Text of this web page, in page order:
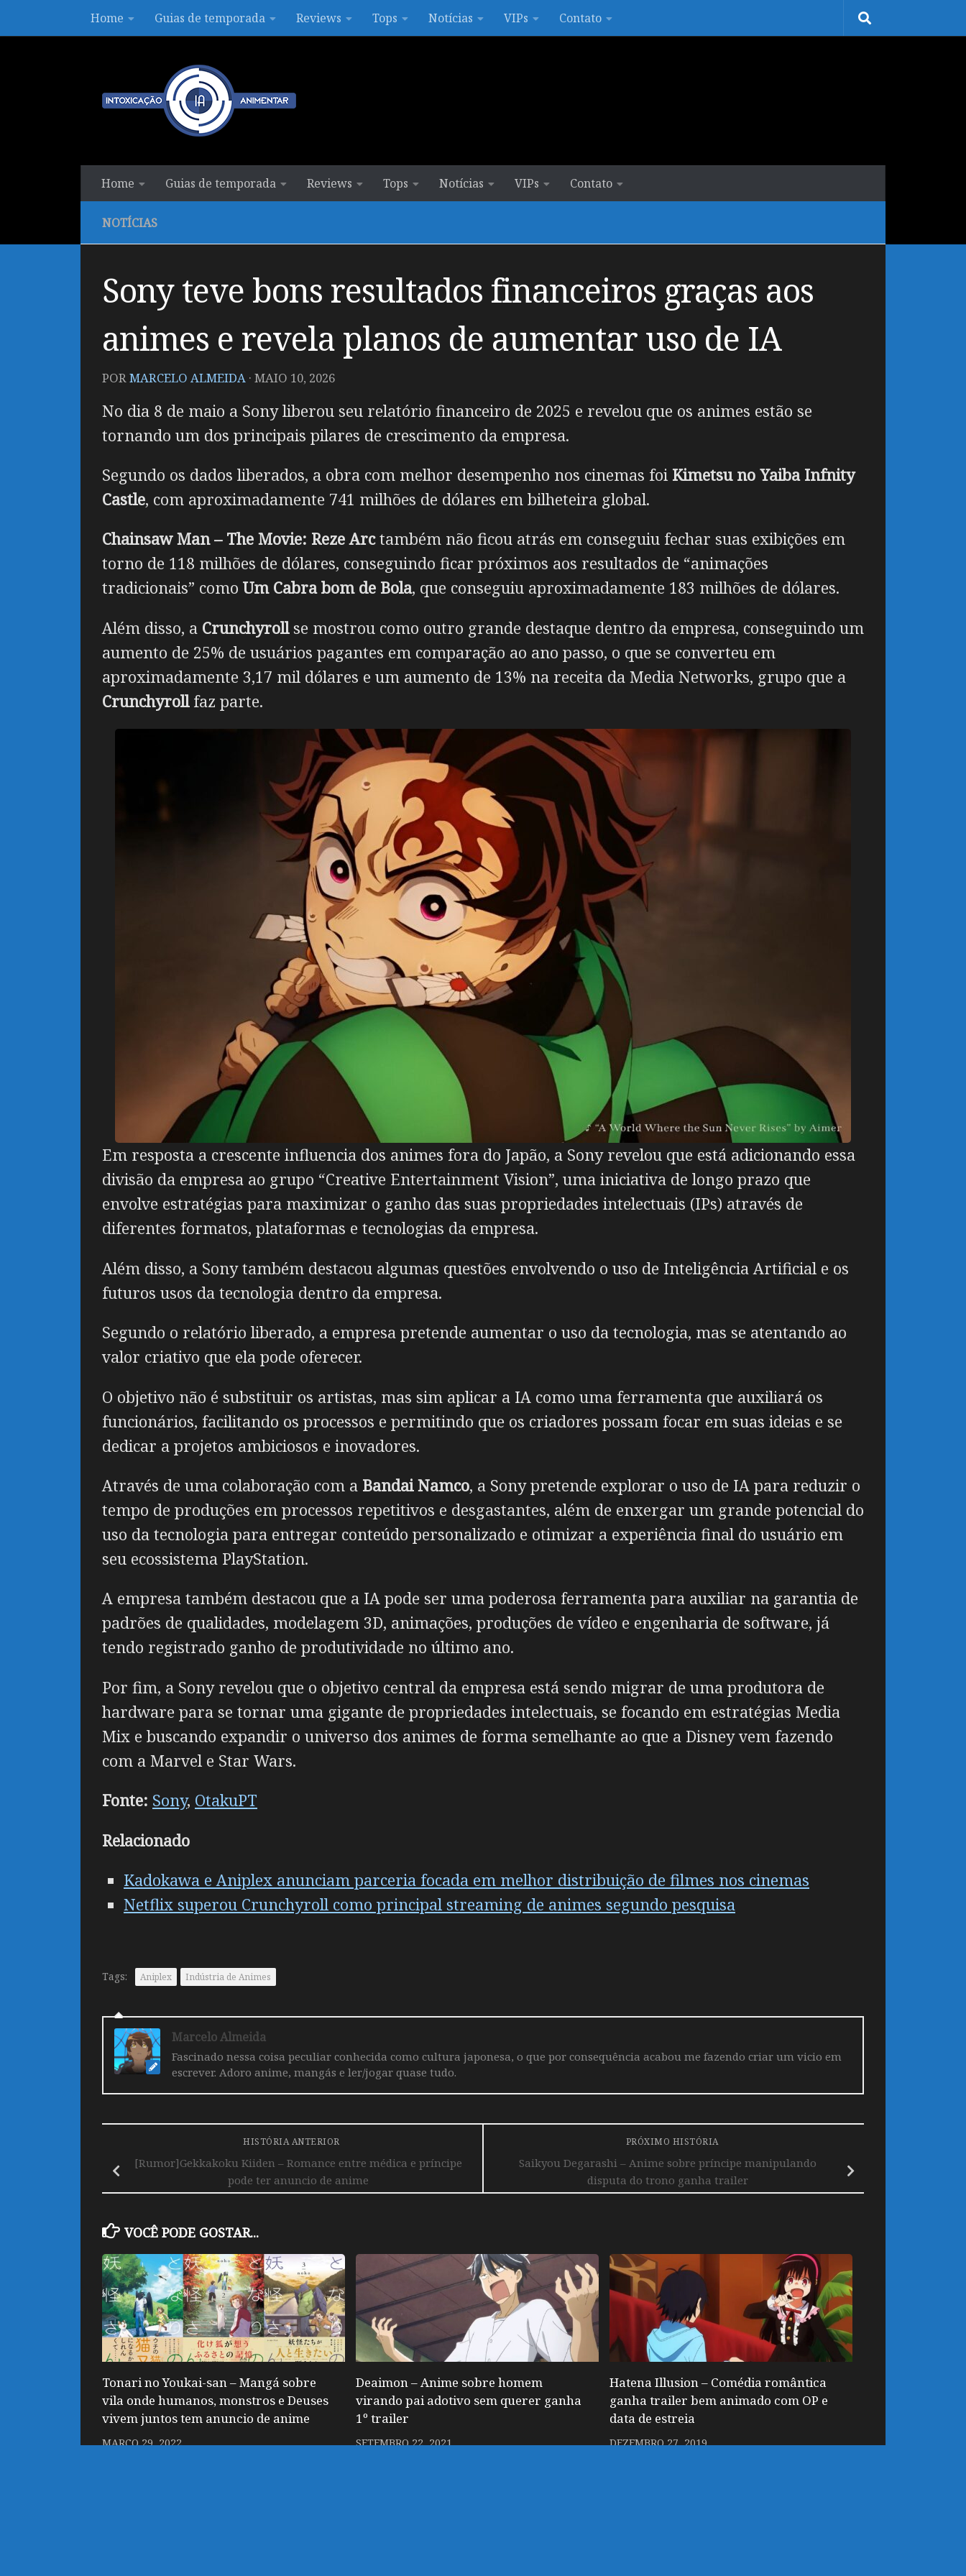
Skip to contentHome Guias de temporada Reviews Tops Notícias VIPs Contato
Home Guias de temporada Reviews Tops Notícias VIPs Contato
NOTÍCIAS
Sony teve bons resultados financeiros graças aos
animes e revela planos de aumentar uso de IA
PORMARCELO ALMEIDA · MAIO 10, 2026
No dia 8 de maio a Sony liberou seu relatório financeiro de 2025 e revelou que os animes estão se
tornando um dos principais pilares de crescimento da empresa.
Segundo os dados liberados, a obra com melhor desempenho nos cinemas foiKimetsu no Yaiba Infnity
Castle, com aproximadamente 741 milhões de dólares em bilheteira global.
Chainsaw Man – The Movie: Reze Arctambém não ficou atrás em conseguiu fechar suas exibições em
torno de 118 milhões de dólares, conseguindo ficar próximos aos resultados de “animações
tradicionais” como Um Cabra bom de Bola, que conseguiu aproximadamente 183 milhões de dólares.
Além disso, a Crunchyrollse mostrou como outro grande destaque dentro da empresa, conseguindo um
aumento de 25% de usuários pagantes em comparação ao ano passo, o que se converteu em
aproximadamente 3,17 mil dólares e um aumento de 13% na receita da Media Networks, grupo que a
Crunchyrollfaz parte.
Em resposta a crescente influencia dos animes fora do Japão, a Sony revelou que está adicionando essa
divisão da empresa ao grupo “Creative Entertainment Vision”, uma iniciativa de longo prazo que
envolve estratégias para maximizar o ganho das suas propriedades intelectuais (IPs) através de
diferentes formatos, plataformas e tecnologias da empresa.
Além disso, a Sony também destacou algumas questões envolvendo o uso de Inteligência Artificial e os
futuros usos da tecnologia dentro da empresa.
Segundo o relatório liberado, a empresa pretende aumentar o uso da tecnologia, mas se atentando ao
valor criativo que ela pode oferecer.
O objetivo não é substituir os artistas, mas sim aplicar a IA como uma ferramenta que auxiliará os
funcionários, facilitando os processos e permitindo que os criadores possam focar em suas ideias e se
dedicar a projetos ambiciosos e inovadores.
Através de uma colaboração com a Bandai Namco, a Sony pretende explorar o uso de IA para reduzir o
tempo de produções em processos repetitivos e desgastantes, além de enxergar um grande potencial do
uso da tecnologia para entregar conteúdo personalizado e otimizar a experiência final do usuário em
seu ecossistema PlayStation.
A empresa também destacou que a IA pode ser uma poderosa ferramenta para auxiliar na garantia de
padrões de qualidades, modelagem 3D, animações, produções de vídeo e engenharia de software, já
tendo registrado ganho de produtividade no último ano.
Por fim, a Sony revelou que o objetivo central da empresa está sendo migrar de uma produtora de
hardware para se tornar uma gigante de propriedades intelectuais, se focando em estratégias Media
Mix e buscando expandir o universo dos animes de forma semelhante ao que a Disney vem fazendo
com a Marvel e Star Wars.
Fonte: Sony, OtakuPT
Relacionado
Kadokawa e Aniplex anunciam parceria focada em melhor distribuição de filmes nos cinemas
Netflix superou Crunchyroll como principal streaming de animes segundo pesquisa
Tags: Aniplex Indústria de Animes
Marcelo Almeida
Fascinado nessa coisa peculiar conhecida como cultura japonesa, o que por consequência acabou me fazendo criar um vicio em
escrever. Adoro anime, mangás e ler/jogar quase tudo.
PRÓXIMO HISTÓRIA
Saikyou Degarashi – Anime sobre príncipe manipulando
disputa do trono ganha trailer
HISTÓRIA ANTERIOR
[Rumor]Gekkakoku Kiiden – Romance entre médica e príncipe
pode ter anuncio de anime
VOCÊ PODE GOSTAR...
Tonari no Youkai-san – Mangá sobre
vila onde humanos, monstros e Deuses
vivem juntos tem anuncio de anime
MARÇO 29, 2022
Deaimon – Anime sobre homem
virando pai adotivo sem querer ganha
1º trailer
SETEMBRO 22, 2021
Hatena Illusion – Comédia romântica
ganha trailer bem animado com OP e
data de estreia
DEZEMBRO 27, 2019